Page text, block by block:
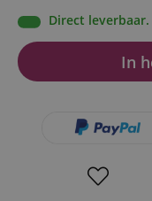
Direct leverbaar.
In